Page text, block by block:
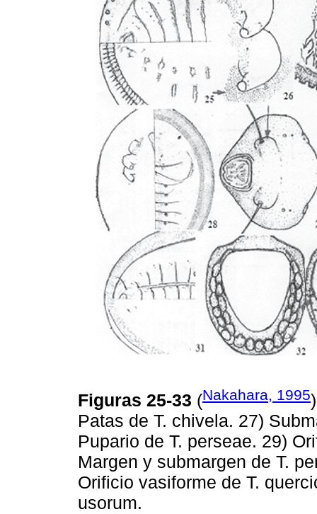
Figuras 25-33 (Nakahara, 1995
Patas de T. chivela. 27)
Pupario de T. perseae. 29)
Margen y submargen de T.
Orificio vasiforme de T.
usorum.